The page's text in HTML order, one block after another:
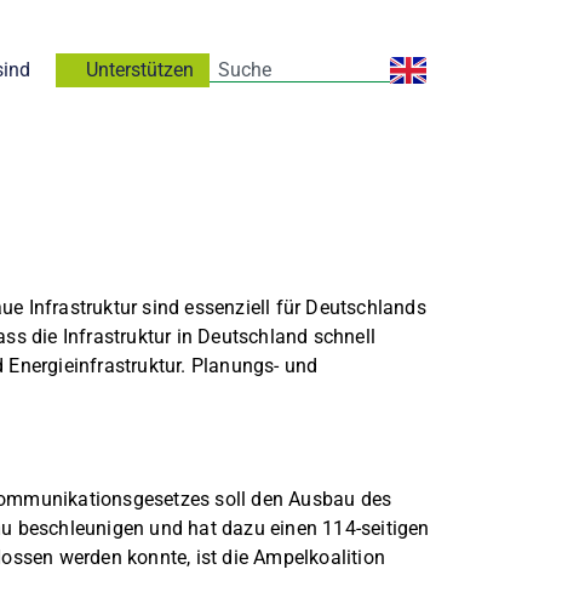
Unterstützen
Infrastruktur sind essenziell für Deutschlands
die Infrastruktur in Deutschland schnell
Planungs- und
soll den Ausbau des
beschleunigen und hat dazu einen 114-seitigen
werden konnte, ist die Ampelkoalition